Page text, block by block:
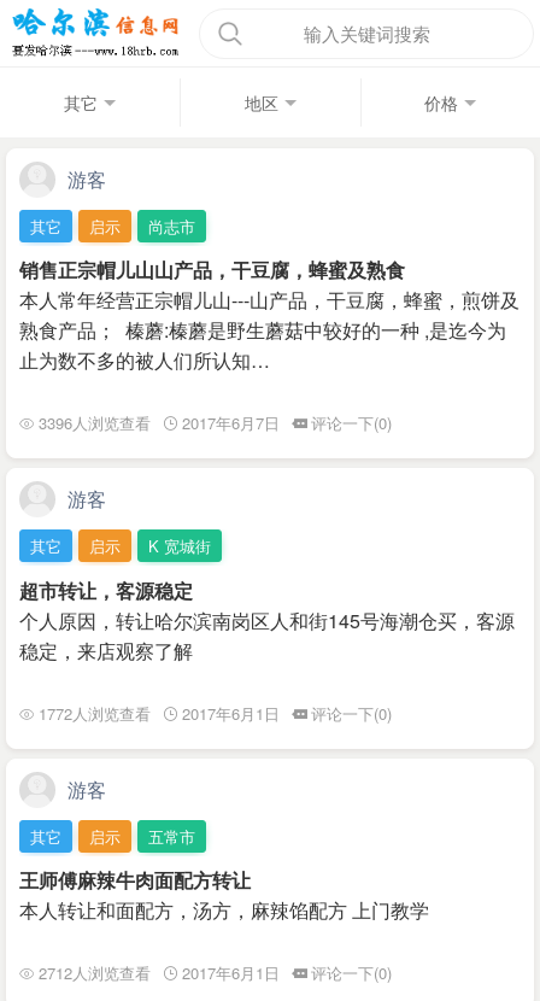
输入关键词搜索
其它 地区 价格
游客
其它 启示 尚志市
销售正宗帽儿山山产品，干豆腐，蜂蜜及熟食
本人常年经营正宗帽儿山---山产品，干豆腐，蜂蜜，煎饼及
熟食产品； 榛蘑:榛蘑是野生蘑菇中较好的一种 ,是迄今为
止为数不多的被人们所认知…
3396人浏览查看 2017年6月7日 评论一下(0)
游客
其它 启示 K 宽城街
超市转让，客源稳定
个人原因，转让哈尔滨南岗区人和街145号海潮仓买，客源
稳定，来店观察了解
1772人浏览查看 2017年6月1日 评论一下(0)
游客
其它 启示 五常市
王师傅麻辣牛肉面配方转让
本人转让和面配方，汤方，麻辣馅配方 上门教学
2712人浏览查看 2017年6月1日 评论一下(0)